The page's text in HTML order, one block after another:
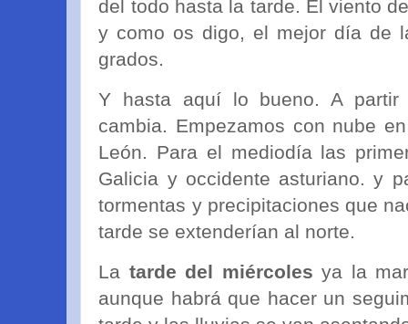
del todo hasta la tarde. El viento
y como os digo, el mejor día de
grados.
Y hasta aquí lo bueno. A
cambia. Empezamos con nube
León. Para el mediodía las
Galicia y occidente asturiano. y
tormentas y precipitaciones que
tarde se extenderían al norte.
La tarde del miércoles ya la
aunque habrá que hacer un